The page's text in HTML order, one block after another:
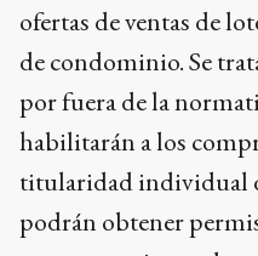
ofertas de ventas de
de condominio. Se
por fuera de la
habilitarán a los
titularidad individual
podrán obtener